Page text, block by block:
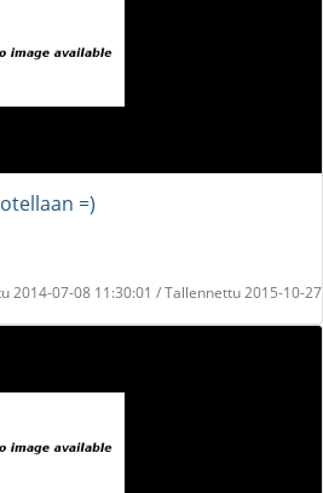
=)
2014-07-08 11:30:01 / Tallennettu 2015-10-27